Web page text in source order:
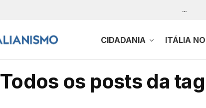
…
CIDADANIA ITÁLIA
Todos os posts da